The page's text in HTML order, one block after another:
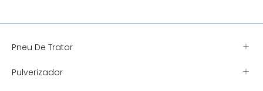
Pneu De Trator
Pulverizador